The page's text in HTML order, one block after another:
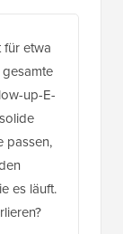
etwa
up-E-
passen,
es läuft.